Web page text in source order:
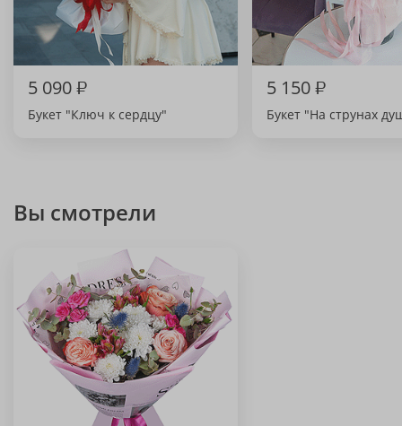
5 090₽
Букет "Ключ к сердцу"
5 150₽
Букет "На струнах
Вы смотрели